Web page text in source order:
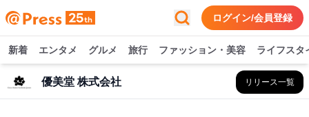
ログイン/会員登録
新着 エンタメ グルメ 旅行 ファッション・美容 ライフスタ
優美堂 株式会社 リリース一覧